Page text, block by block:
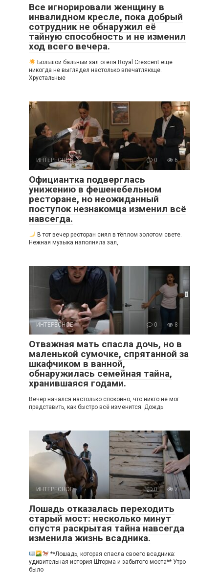
Все игнорировали женщину в
инвалидном кресле, пока добрый
сотрудник не обнаружил её
тайную способность и не изменил
ход всего вечера.
Большой бальный зал отеля Royal Crescent ещё
никогда не выглядел настолько впечатляюще.
Хрустальные
ИНТЕРЕСНОЕ 0 6
Официантка подверглась
унижению в фешенебельном
ресторане, но неожиданный
поступок незнакомца изменил всё
навсегда.
В тот вечер ресторан сиял в тёплом золотом свете.
Нежная музыка наполняла зал,
ИНТЕРЕСНОЕ 0 8
Отважная мать спасла дочь, но в
маленькой сумочке, спрятанной за
шкафчиком в ванной,
обнаружилась семейная тайна,
хранившаяся годами.
Вечер начался настолько спокойно, что никто не мог
представить, как быстро всё изменится. Дождь
ИНТЕРЕСНОЕ 0 7
Лошадь отказалась переходить
старый мост: несколько минут
спустя раскрытая тайна навсегда
изменила жизнь всадника.
**Лошадь, которая спасла своего всадника:
удивительная история Шторма и забытого моста** Утро
было